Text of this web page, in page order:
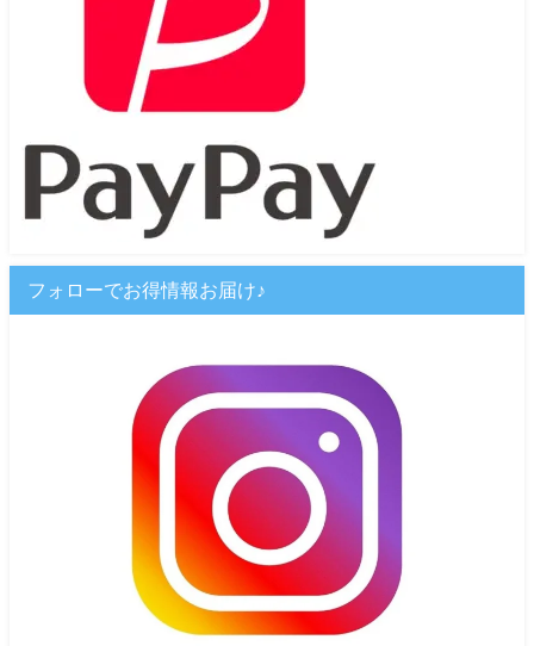
フォローでお得情報お届け♪